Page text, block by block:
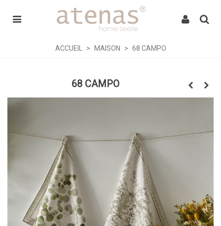
ACCUEIL > MAISON > 68 CAMPO
68 CAMPO